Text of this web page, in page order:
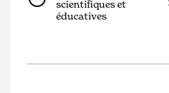
scientifiques et
éducatives